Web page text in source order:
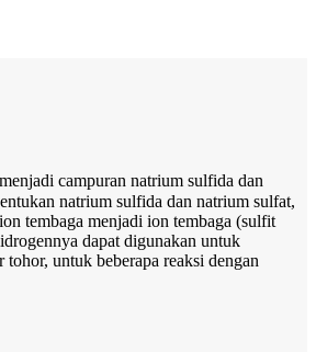
campuran natrium sulfida dan
natrium sulfida dan natrium sulfat,
tembaga menjadi ion tembaga (sulfit
dapat digunakan untuk
untuk beberapa reaksi dengan